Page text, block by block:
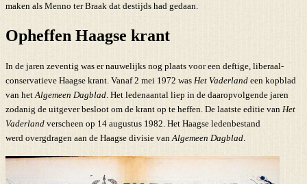
maken als Menno ter Braak dat destijds had gedaan.
Opheffen Haagse krant
In de jaren zeventig was er nauwelijks nog plaats voor een deftige, liberaal-
conservatieve Haagse krant. Vanaf 2 mei 1972 was Het Vaderland een kopblad
van hetAlgemeen Dagblad. Het ledenaantal liep in de daaropvolgende jaren
zodanig de uitgever besloot om de krant op te heffen. De laatste editie van Het
Vaderland verscheen op 14 augustus 1982. Het Haagse ledenbestand
werd overgdragen aan de Haagse divisie vanAlgemeen Dagblad.